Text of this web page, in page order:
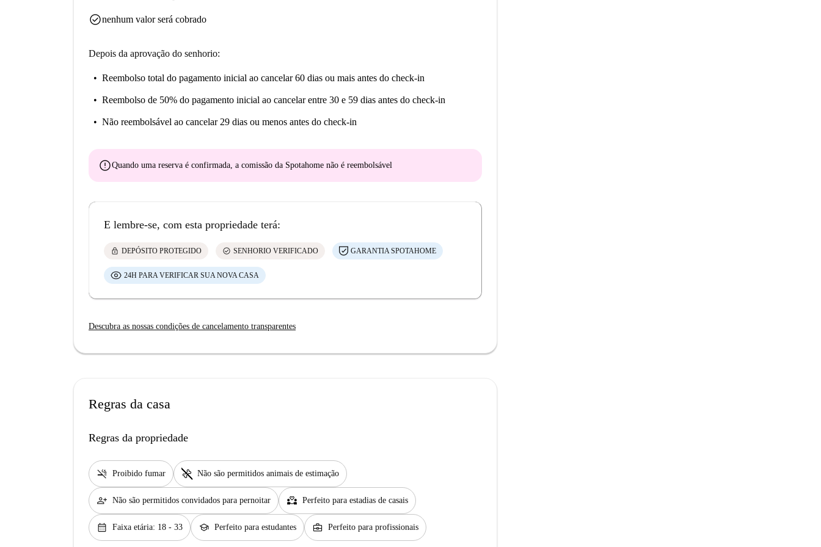
check_circlenenhum valor será cobrado
Depois da aprovação do senhorio:
Reembolso total do pagamento inicial ao cancelar 60 dias ou mais antes do check-in
Reembolso de 50% do pagamento inicial ao cancelar entre 30 e 59 dias antes do check-in
Não reembolsável ao cancelar 29 dias ou menos antes do check-in
errorQuando uma reserva é confirmada, a comissão da Spotahome não é reembolsável
E lembre-se, com esta propriedade terá:
lock DEPÓSITO PROTEGIDO check_circle SENHORIO VERIFICADO GARANTIA SPOTAHOME
24H PARA VERIFICAR SUA NOVA CASA
Descubra as nossas condições de cancelamento transparentes
Regras da casa
Regras da propriedade
smoke_free Proibido fumar pet_supplies Não são permitidos animais de estimação
person_add Não são permitidos convidados para pernoitar partner_heart Perfeito para estadias de casais
calendar_month Faixa etária: 18 - 33 school Perfeito para estudantes business_center Perfeito para profissionais